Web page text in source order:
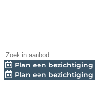
Plan een bezichtiging
Plan een bezichtiging